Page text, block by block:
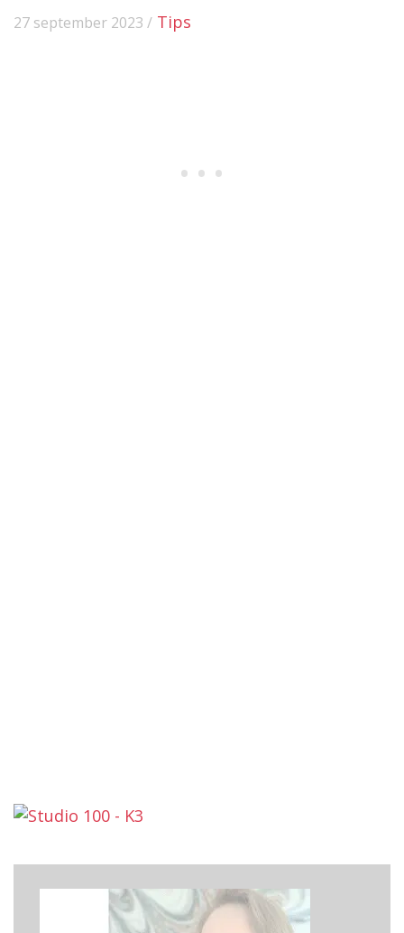
27 september 2023 / Tips